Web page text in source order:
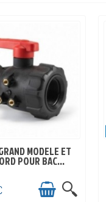
EN STOCKMODELE ET
POUR BAC...